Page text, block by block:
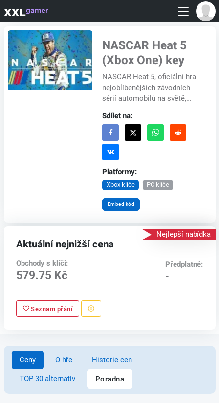
NASCAR Heat 5
(Xbox One) key
NASCAR Heat 5, oficiální hra
nejoblíbenějších závodních
sérií automobilů na světě,
těchto neuvěřitelných
závodních strojů a...
Sdílet na:
Platformy:
Xbox klíče PC klíče
Embed kód
Nejlepší nabídka
Aktuální nejnižší cena
Obchody s klíči:
579.75 Kč
Předplatné:
-
Seznam přání
Ceny O hře Historie cen
TOP 30 alternativ Poradna